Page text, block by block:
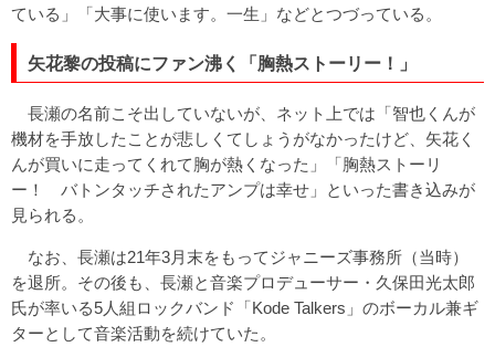
ている」「大事に使います。一生」などとつづっている。
矢花黎の投稿にファン沸く「胸熱ストーリー！」
長瀬の名前こそ出していないが、ネット上では「智也くんが
機材を手放したことが悲しくてしょうがなかったけど、矢花く
んが買いに走ってくれて胸が熱くなった」「胸熱ストーリ
ー！ バトンタッチされたアンプは幸せ」といった書き込みが
見られる。
なお、長瀬は21年3月末をもってジャニーズ事務所（当時）
を退所。その後も、長瀬と音楽プロデューサー・久保田光太郎
氏が率いる5人組ロックバンド「Kode Talkers」のボーカル兼ギ
ターとして音楽活動を続けていた。